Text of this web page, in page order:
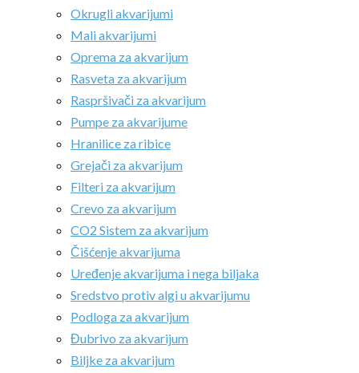
Okrugli akvarijumi
Mali akvarijumi
Oprema za akvarijum
Rasveta za akvarijum
Raspršivači za akvarijum
Pumpe za akvarijume
Hranilice za ribice
Grejači za akvarijum
Filteri za akvarijum
Crevo za akvarijum
CO2 Sistem za akvarijum
Čišćenje akvarijuma
Uređenje akvarijuma i nega biljaka
Sredstvo protiv algi u akvarijumu
Podloga za akvarijum
Đubrivo za akvarijum
Biljke za akvarijum